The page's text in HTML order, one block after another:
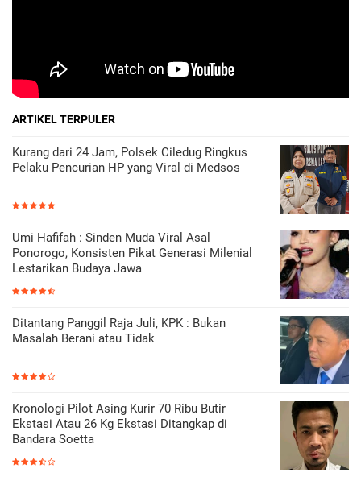
ARTIKEL TERPULER
Kurang dari 24 Jam, Polsek Ciledug Ringkus
Pelaku Pencurian HP yang Viral di Medsos
Umi Hafifah : Sinden Muda Viral Asal
Ponorogo, Konsisten Pikat Generasi Milenial
Lestarikan Budaya Jawa
Ditantang Panggil Raja Juli, KPK : Bukan
Masalah Berani atau Tidak
Kronologi Pilot Asing Kurir 70 Ribu Butir
Ekstasi Atau 26 Kg Ekstasi Ditangkap di
Bandara Soetta